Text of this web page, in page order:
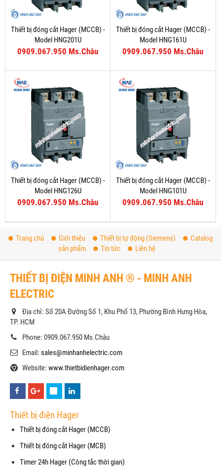
Thiết bị đóng cắt Hager (MCCB) -
Model HNG201U
0909.067.950 Ms.Châu
Thiết bị đóng cắt Hager (MCCB) -
Model HNG161U
0909.067.950 Ms.Châu
Thiết bị đóng cắt Hager (MCCB) -
Model HNG126U
0909.067.950 Ms.Châu
Thiết bị đóng cắt Hager (MCCB) -
Model HNG101U
0909.067.950 Ms.Châu
Trang chủ Giới thiệu Thiết bị tự động (Siemens)
Catalog
sản phẩm
Tin tức Liên hệ
THIẾT BỊ ĐIỆN MINH ANH ® - MINH ANH
ELECTRIC
Địa chỉ: Số 20A Đường Số 1, Khu Phố 13, Phường Bình Hưng Hòa,
TP. HCM
Phone: 0909.067.950 Ms.Châu
Email: sales@minhanhelectric.com
Website: www.thietbidienhager.com
Thiết bị điện Hager
Thiết bị đóng cắt Hager (MCCB)
Thiết bị đóng cắt Hager (MCB)
Timer 24h Hager (Công tắc thời gian)